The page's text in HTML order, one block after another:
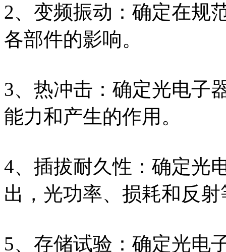
2、变频振动：确定在规
各部件的影响。
3、热冲击：确定光电子
能力和产生的作用。
4、插拔耐久性：确定光
出，光功率、损耗和反
5、存储试验：确定光电